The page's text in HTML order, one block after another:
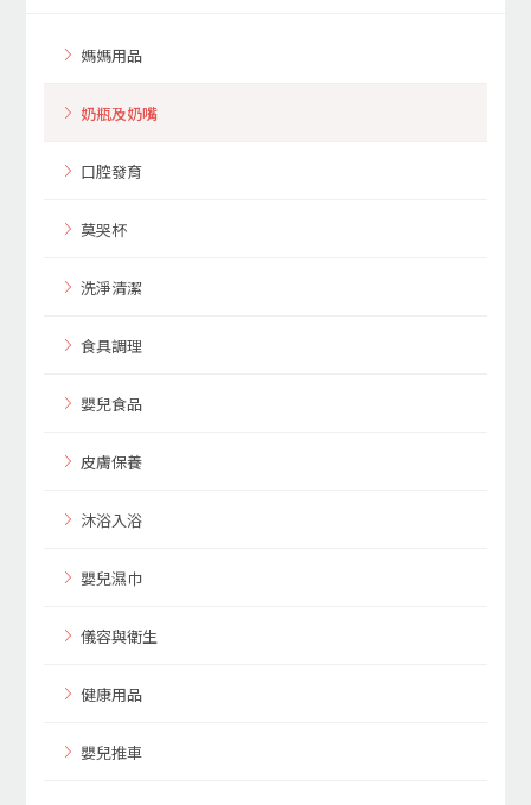
媽媽用品
奶瓶及奶嘴
口腔發育
莫哭杯
洗淨清潔
食具調理
嬰兒食品
皮膚保養
沐浴入浴
嬰兒濕巾
儀容與衛生
健康用品
嬰兒推車